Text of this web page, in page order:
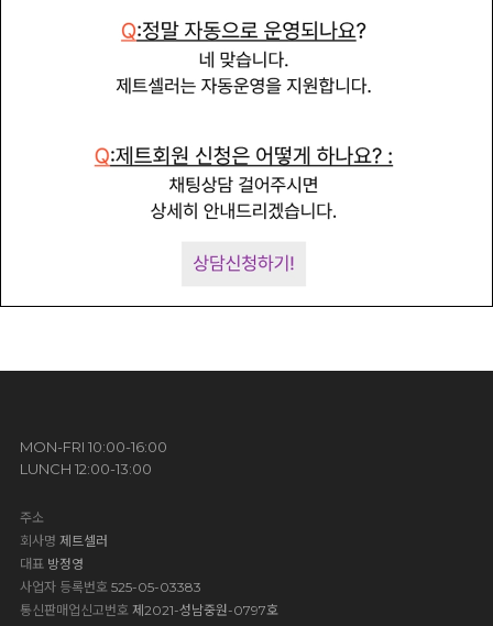
MON-FRI 10:00-16:00
LUNCH 12:00-13:00
주소
회사명 제트셀러
대표방정영
사업자 등록번호 525-05-03383
통신판매업신고번호 제2021-성남중원-0797호